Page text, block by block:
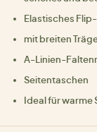
Elastisches
mit breiten
A-Linien-
Seitentaschen
Ideal für warme